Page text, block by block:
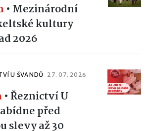
• Mezinárodní
kultury
2026
U ŠVANDŮ 27. 07. 2026
•Řeznictví U
před
slevy až 30